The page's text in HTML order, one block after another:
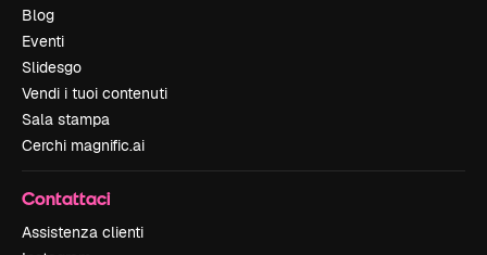
Blog
Eventi
Slidesgo
Vendi i tuoi contenuti
Sala stampa
Cerchi magnific.ai
Contattaci
Assistenza clienti